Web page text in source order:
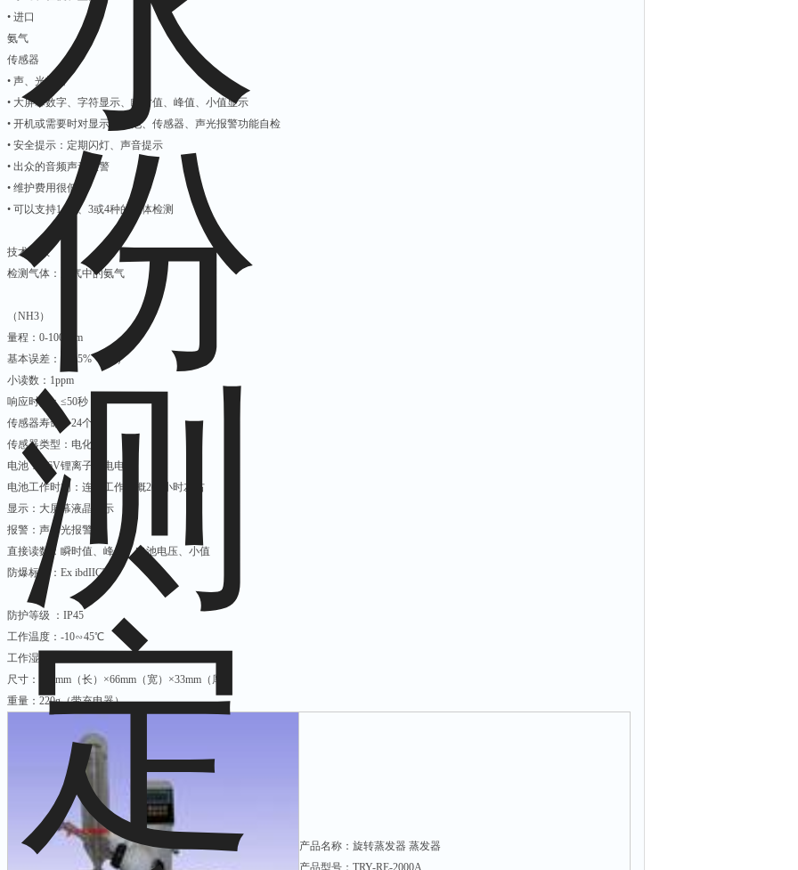
• 进口
氨气
传感器
• 声、光报警
• 大屏幕数字、字符显示、瞬时值、峰值、小值显示
• 开机或需要时对显示、电池、传感器、声光报警功能自检
• 安全提示：定期闪灯、声音提示
• 出众的音频声音报警
• 维护费用很低
• 可以支持1、2、3或4种的气体检测
技术参数
检测气体：空气中的氨气
（NH3）
量程：0-100ppm
基本误差：＜±5%（F.S）
小读数：1ppm
响应时间：≤50秒
传感器寿命：24个月
传感器类型：电化学
电池：3.6V锂离子充电电池
电池工作时间：连续工作大概200小时左右
显示：大屏幕液晶显示
报警：声、光报警
直接读数：瞬时值、峰值、电池电压、小值
防爆标志：Ex ibdIICT3
防护等级 ：IP45
工作温度：-10∽45℃
工作湿度：5-90%RH
尺寸：126mm（长）×66mm（宽）×33mm（厚）
重量：220g（带充电器）
产品名称：旋转蒸发器 蒸发器
产品型号：TRY-RE-2000A